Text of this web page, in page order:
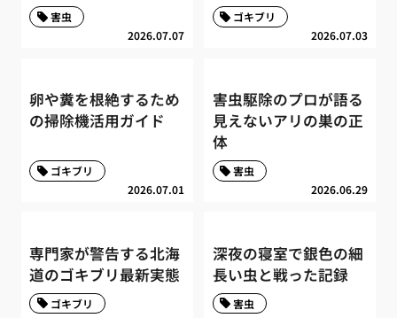
2026.07.07
害虫
2026.07.03
ゴキブリ
卵や糞を根絶するため
の掃除機活用ガイド
2026.07.01
ゴキブリ
害虫駆除のプロが語る
見えないアリの巣の正
体
2026.06.29
害虫
専門家が警告する北海
道のゴキブリ最新実態
ゴキブリ
深夜の寝室で銀色の細
長い虫と戦った記録
害虫